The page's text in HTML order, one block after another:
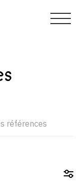
références